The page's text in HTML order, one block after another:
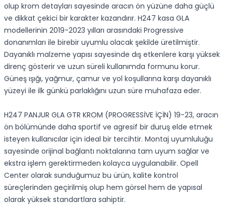
olup krom detayları sayesinde aracın ön yüzüne daha güçlü
ve dikkat çekici bir karakter kazandırır. H247 kasa GLA
modellerinin 2019-2023 yılları arasındaki Progressive
donanımları ile birebir uyumlu olacak şekilde üretilmiştir.
Dayanıklı malzeme yapısı sayesinde dış etkenlere karşı yüksek
direnç gösterir ve uzun süreli kullanımda formunu korur.
Güneş ışığı, yağmur, çamur ve yol koşullarına karşı dayanıklı
yüzeyi ile ilk günkü parlaklığını uzun süre muhafaza eder.
H247 PANJUR GLA GTR KROM (PROGRESSİVE İÇİN) 19-23, aracın
ön bölümünde daha sportif ve agresif bir duruş elde etmek
isteyen kullanıcılar için ideal bir tercihtir. Montaj uyumluluğu
sayesinde orijinal bağlantı noktalarına tam uyum sağlar ve
ekstra işlem gerektirmeden kolayca uygulanabilir. Opell
Center olarak sunduğumuz bu ürün, kalite kontrol
süreçlerinden geçirilmiş olup hem görsel hem de yapısal
olarak yüksek standartlara sahiptir.